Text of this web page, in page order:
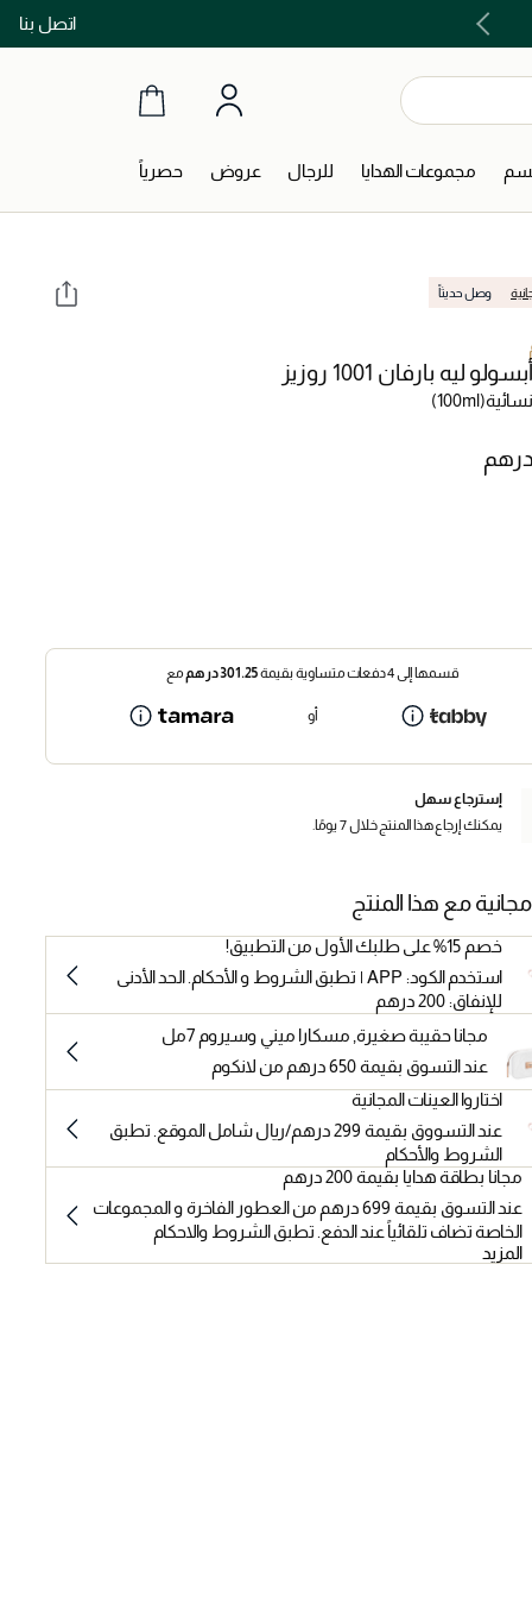
اتصل بنااشتري الآن و ادفع لاحقاً مع تابي و تمارا!
مجموعات الهدايا للرجال عروض حصرياً
وصل حديثاً
ليه بارفان 1001 روزيز
(100ml)
قسمها إلى 4 دفعات متساوية بقيمة 301.25درهممع
أو
إسترجاع سهل
يمكنك إرجاع هذا المنتج خلال 7 يومًا.
مع هذا المنتج
خصم 15% على طلبك الأول من التطبيق!
استخدم الكود: APP | تطبق الشروط و الأحكام. الحد الأدنى
للإنفاق: 200 درهم
مجانا حقيبة صغيرة, مسكارا ميني وسيروم 7مل
عند التسوق بقيمة 650 درهم من لانكوم
اختاروا العينات المجانية
عند التسووق بقيمة 299 درهم/ريال شامل الموقع. تطبق
الشروط والأحكام
مجانا بطاقة هدايا بقيمة 200 درهم
عند التسوق بقيمة 699 درهم من العطور الفاخرة و المجموعات
الخاصة تضاف تلقائياً عند الدفع. تطبق الشروط والاحكام
المزيد